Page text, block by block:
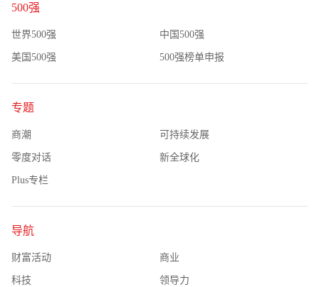
500强
世界500强 中国500强
美国500强 500强榜单申报
专题
商潮 可持续发展
零度对话 新全球化
Plus专栏
导航
财富活动 商业
科技 领导力